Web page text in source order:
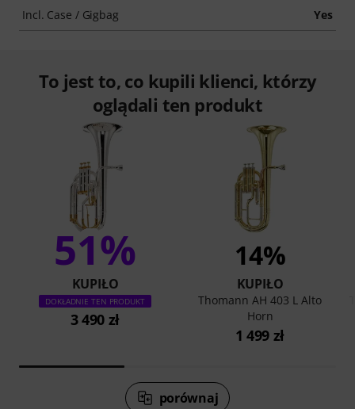
Incl. Case / Gigbag Yes
To jest to, co kupili klienci, którzy
oglądali ten produkt
51%
KUPIŁO
DOKŁADNIE TEN PRODUKT
3 490 zł
14%
KUPIŁO
Thomann AH 403 L Alto
Horn
1 499 zł
porównaj